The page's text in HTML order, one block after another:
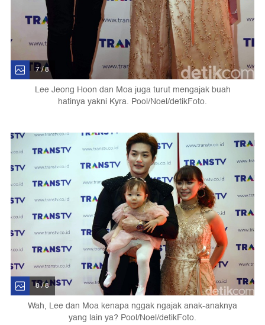
7 / 8
Lee Jeong Hoon dan Moa juga turut mengajak buah
hatinya yakni Kyra. Pool/Noel/detikFoto.
8 / 8
Wah, Lee dan Moa kenapa nggak ngajak anak-anaknya
yang lain ya? Pool/Noel/detikFoto.